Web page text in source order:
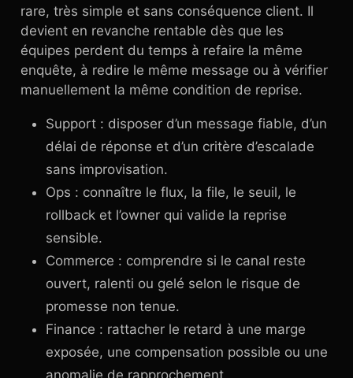
rare, très simple et sans conséquence client. Il
devient en revanche rentable dès que les
équipes perdent du temps à refaire la même
enquête, à redire le même message ou à vérifier
manuellement la même condition de reprise.
Support : disposer d’un message fiable, d’un
délai de réponse et d’un critère d’escalade
sans improvisation.
Ops : connaître le flux, la file, le seuil, le
rollback et l’owner qui valide la reprise
sensible.
Commerce : comprendre si le canal reste
ouvert, ralenti ou gelé selon le risque de
promesse non tenue.
Finance : rattacher le retard à une marge
exposée, une compensation possible ou une
anomalie de rapprochement.